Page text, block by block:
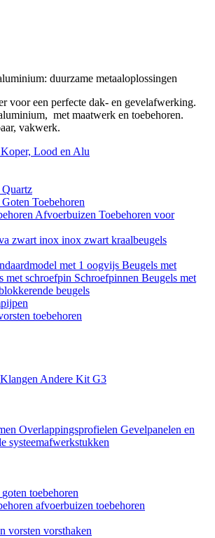
duurzame metaaloplossingen
voor een perfecte dak- en gevelafwerking.
met maatwerk en toebehoren.
vakwerk.
Lood en Alu
Quartz
Goten Toebehoren
Afvoerbuizen Toebehoren voor
zwart inox inox zwart kraalbeugels
met 1 oogvijs Beugels met
met schroefpin Schroefpinnen Beugels met
beugels
toebehoren
Klangen Andere Kit G3
Overlappingsprofielen Gevelpanelen en
systeemafwerkstukken
goten toebehoren
afvoerbuizen toebehoren
vorsten vorsthaken